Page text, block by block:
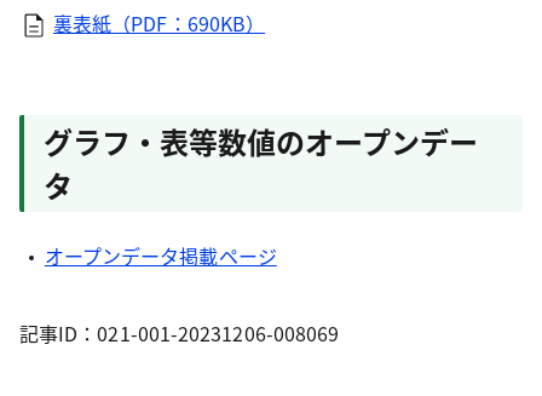
裏表紙（PDF：690KB）
グラフ・表等数値のオープンデー
タ
オープンデータ掲載ページ
記事ID：021-001-20231206-008069